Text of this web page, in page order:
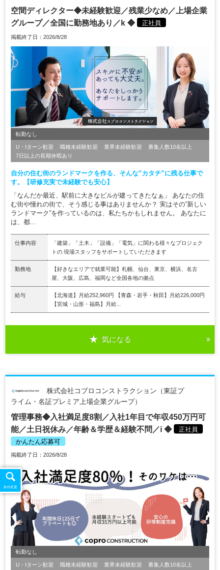
空間ディレクター◆未経験歓迎／残業少なめ／上場企業
グループ／全国に勤務地あり／k ◆
正社員
掲載終了日：2026/8/28
転勤なし
U・Iターン歓迎 職種未経験歓迎 業界未経験歓迎
募集人数10名以上
7日以上の長期休暇あり
自分の住む街のランドマークを作る、そんな”カタチ”に残る仕事で
す。【研修充実で未経験でも安心】
「なんだか最近、駅前に大きなビルが建ってきたなぁ」 あなたの住
む街や憧れの街で、そう感じる事はありませんか？ 実はその”新しい
ランドマーク”を作っているのは、私たちかもしれません。 あなたに
は、都...
仕事内容
「建築」「土木」「設備」「電気」に関わる様々なプロジェク
トの 現場スタッフをサポートしていただきます
勤務地
【好きなエリアで就業可能】札幌、仙台、東京、横浜、名古
屋、大阪、広島、福岡など全国各地の拠点
給与
【北海道】月給252,960円 【青森・岩手・秋田】月給226,000円
【宮城・山形・福島】月給...
気になる
株式会社コプロコンストラクション（東証プ
ライム・名証プレミア上場企業グループ）
管理事務◆入社満足度8割／入社1年目で年収450万円可
能／土日祝休み／年齢＆学歴＆経験不問／i ◆
正社員
かんたん応募可
掲載終了日：2026/8/28
転勤なし
U・Iターン歓迎 職種未経験歓迎 業界未経験歓迎
募集人数10名以上
条件変更